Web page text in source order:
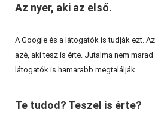
Az nyer, aki az első.
A Google és a látogatók is tudják ezt.
azé, aki tesz is érte. Jutalma nem
látogatók is hamarabb megtalálják.
Te tudod? Teszel is érte?